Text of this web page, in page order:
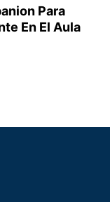
Para
En El Aula